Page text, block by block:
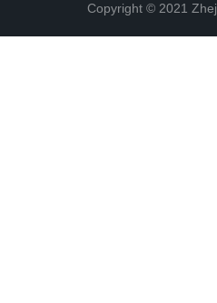
Copyright © 2021